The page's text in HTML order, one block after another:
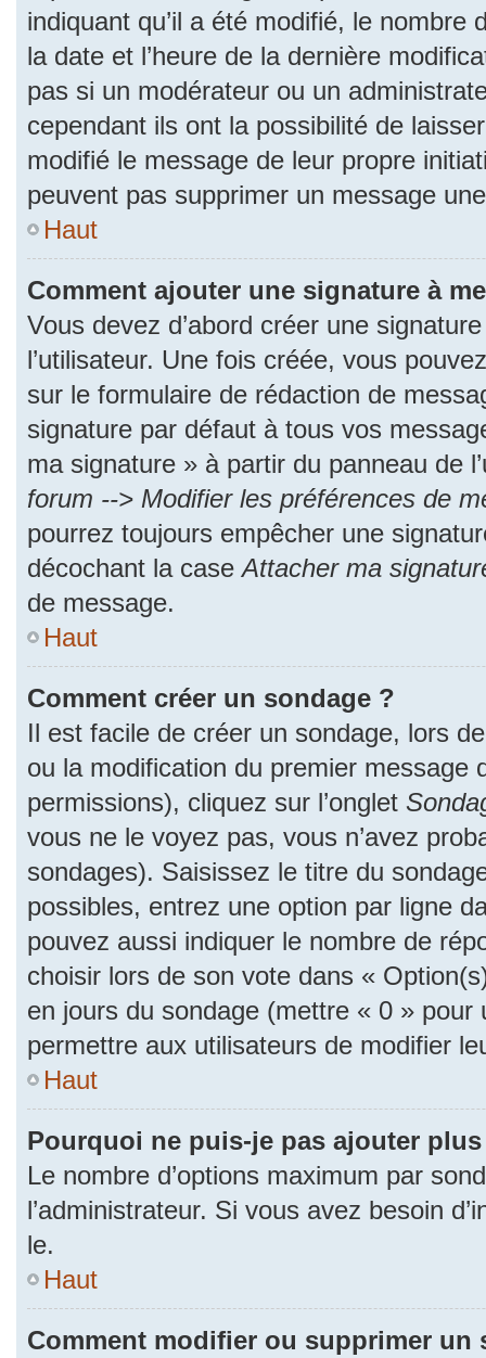
indiquant qu’il a été modifié, le nombre
la date et l’heure de la dernière
pas si un modérateur ou un
cependant ils ont la possibilité de
modifié le message de leur propre
peuvent pas supprimer un message
Haut
Comment ajouter une signature à
Vous devez d’abord créer une
l’utilisateur. Une fois créée, vous
sur le formulaire de rédaction de
signature par défaut à tous vos
ma signature » à partir du panneau de
forum --> Modifier les préférences de
pourrez toujours empêcher une
décochant la caseAttacher ma
de message.
Haut
Comment créer un sondage ?
Il est facile de créer un sondage, lors
ou la modification du premier message
permissions), cliquez sur l’onglet
vous ne le voyez pas, vous n’avez
sondages). Saisissez le titre du
possibles, entrez une option par ligne
pouvez aussi indiquer le nombre de
choisir lors de son vote dans «
en jours du sondage (mettre « 0 » pour
permettre aux utilisateurs de modifier
Haut
Pourquoi ne puis-je pas ajouter
Le nombre d’options maximum par
l’administrateur. Si vous avez besoin
le.
Haut
Comment modifier ou supprimer un